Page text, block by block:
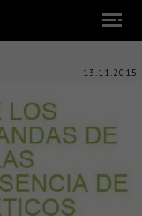
13.11.2015